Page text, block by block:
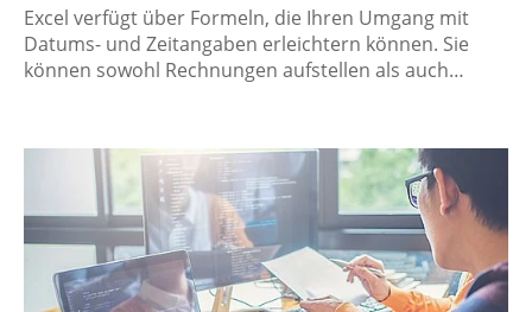
Excel verfügt über Formeln, die Ihren Umgang mit
Datums- und Zeitangaben erleichtern können. Sie
können sowohl Rechnungen aufstellen als auch…